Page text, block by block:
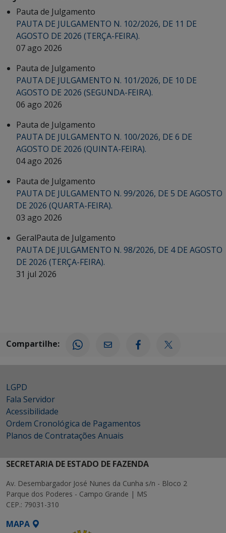
Pauta de Julgamento
PAUTA DE JULGAMENTO N. 102/2026, DE 11 DE
AGOSTO DE 2026 (TERÇA-FEIRA).
07 ago 2026
Pauta de Julgamento
PAUTA DE JULGAMENTO N. 101/2026, DE 10 DE
AGOSTO DE 2026 (SEGUNDA-FEIRA).
06 ago 2026
Pauta de Julgamento
PAUTA DE JULGAMENTO N. 100/2026, DE 6 DE
AGOSTO DE 2026 (QUINTA-FEIRA).
04 ago 2026
Pauta de Julgamento
PAUTA DE JULGAMENTO N. 99/2026, DE 5 DE AGOSTO
DE 2026 (QUARTA-FEIRA).
03 ago 2026
GeralPauta de Julgamento
PAUTA DE JULGAMENTO N. 98/2026, DE 4 DE AGOSTO
DE 2026 (TERÇA-FEIRA).
31 jul 2026
Compartilhe:
LGPD
Fala Servidor
Acessibilidade
Ordem Cronológica de Pagamentos
Planos de Contratações Anuais
SECRETARIA DE ESTADO DE FAZENDA
Av. Desembargador José Nunes da Cunha s/n - Bloco 2
Parque dos Poderes - Campo Grande | MS
CEP.: 79031-310
MAPA